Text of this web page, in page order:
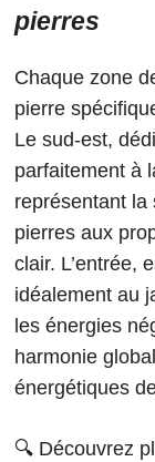
pierres
Chaque zone
pierre
Le sud-est,
parfaitement à
représentant la
pierres aux
clair. L’entrée,
idéalement au
les énergies
harmonie
énergétiques
🔍 Découvrez